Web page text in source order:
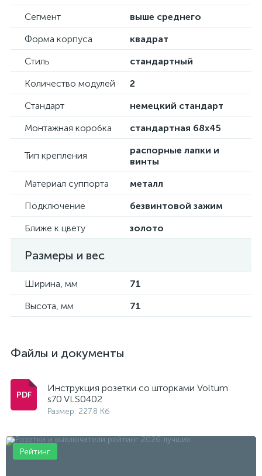
Сегмент
выше среднего
Форма корпуса
квадрат
Стиль
стандартный
Количество модулей
2
Стандарт
немецкий стандарт
Монтажная коробка
стандартная 68х45
Тип крепления
распорные лапки и
винты
Материал суппорта
металл
Подключение
безвинтовой зажим
Ближе к цвету
золото
Размеры и вес
Ширина, мм
71
Высота, мм
71
Файлы и документы
Инструкция розетки со шторками Voltum
s70 VLS0402
Размер: 227.8 Кб
Рейтинг